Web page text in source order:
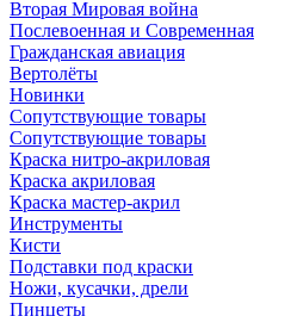
Вторая Мировая война
Послевоенная и Современная
Гражданская авиация
Вертолёты
Новинки
Сопутствующие товары
Сопутствующие товары
Краска нитро-акриловая
Краска акриловая
Краска мастер-акрил
Инструменты
Кисти
Подставки под краски
Ножи, кусачки, дрели
Пинцеты